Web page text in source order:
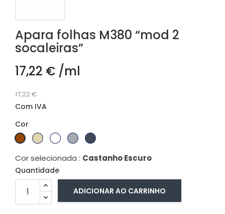
Apara folhas M380 “mod 2
socaleiras”
17,22 € /ml
17,22 €
Com IVA
Cor
Castanho
Bege
1015
BrancoCinza
7011
Cinza
7016
Cor selecionada : Castanho Escuro
Quantidade
ADICIONAR AO CARRINHO